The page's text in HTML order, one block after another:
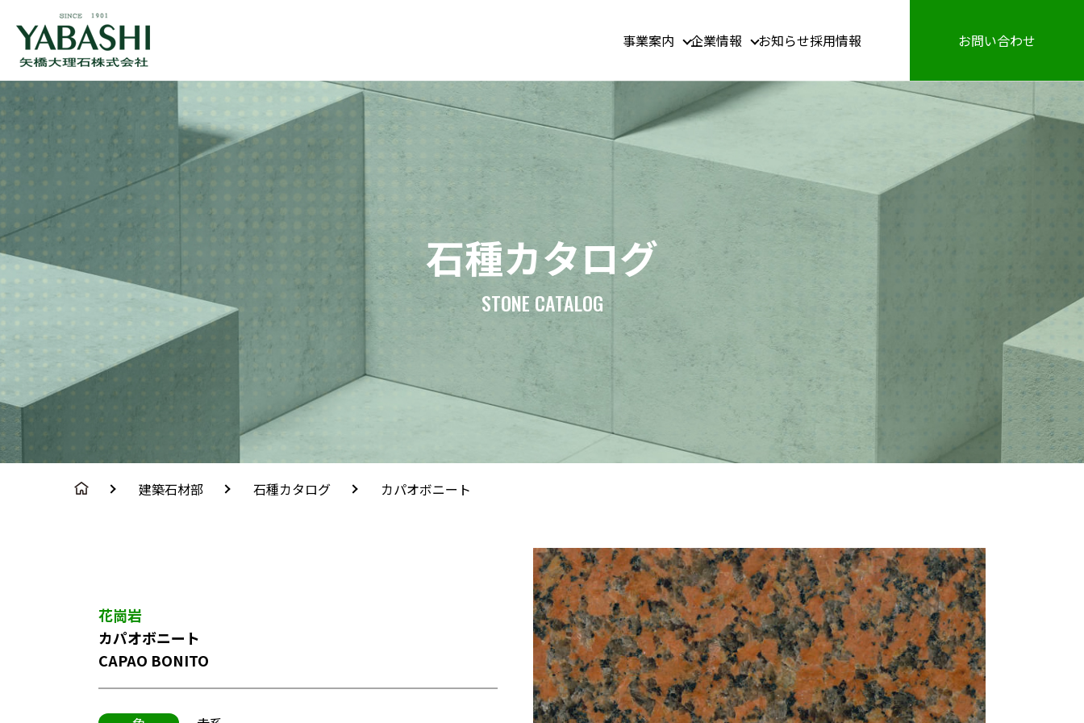
事業案内 企業情報 お知らせ採用情報 お問い合わせ
石種カタログ
STONE CATALOG
建築石材部 石種カタログ カパオボニート
花崗岩
カパオボニート
CAPAO BONITO